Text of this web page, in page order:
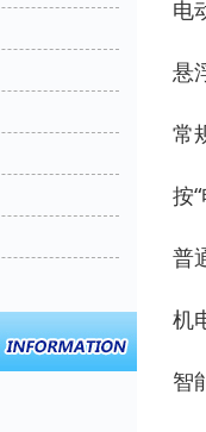
电
悬
常
按
普
机
智